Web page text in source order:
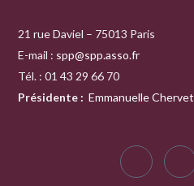
21 rue Daviel – 75013 Paris
E-mail : spp@spp.asso.fr
Tél. : 01 43 29 66 70
Présidente : Emmanuelle Chervet